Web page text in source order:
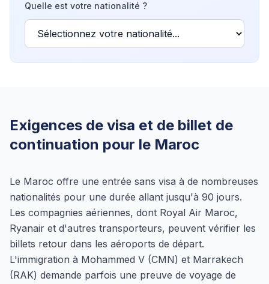
Quelle est votre nationalité ?
Exigences de visa et de billet de
continuation pour le Maroc
Le Maroc offre une entrée sans visa à de nombreuses
nationalités pour une durée allant jusqu'à 90 jours.
Les compagnies aériennes, dont Royal Air Maroc,
Ryanair et d'autres transporteurs, peuvent vérifier les
billets retour dans les aéroports de départ.
L'immigration à Mohammed V (CMN) et Marrakech
(RAK) demande parfois une preuve de voyage de